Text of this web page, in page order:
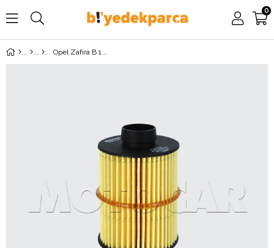
0
Opel Zafira B 1.9 Dizel Mazot Filtresi MOTOCAR